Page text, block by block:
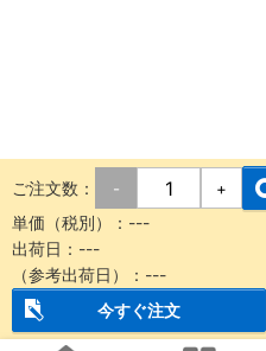
ご注文数： - +
単価（税別）： ---
出荷日： ---
（参考出荷日）： ---
今すぐ注文